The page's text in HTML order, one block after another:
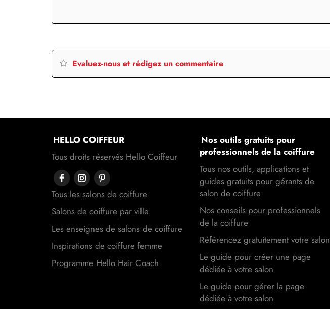
Evaluez-nous et rédigez un commentaire
HELLO COIFFEUR
Tous droits réservés Hello Coiffeur
Tous les salons de coiffure
Salons de coiffure par ville
Les enseignes de salons de coiffure
Inspirations de coiffure femme
Programme Hello Hair Coach
Nos outils gratuits pour
professionnels de la coiffure
Tous nos outils, applications et
guides gratuits pour gérants de
salon de coiffure
Nos conseils pour professionnels
de la coiffure
Référencez gratuitement votre salon
Le guide pour créer une page
dédiée à votre salon
Le guide pour gérer la page
dédiée à votre salon